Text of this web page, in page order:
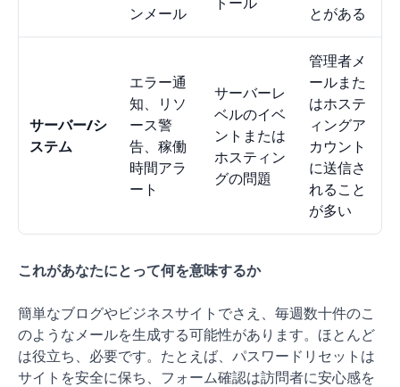
ンメール
とがある
サーバー/シ
ステム
エラー通
知、リソ
ース警
告、稼働
時間アラ
ート
サーバーレ
ベルのイベ
ントまたは
ホスティン
グの問題
管理者メ
ールまた
はホステ
ィングア
カウント
に送信さ
れること
が多い
これがあなたにとって何を意味するか
簡単なブログやビジネスサイトでさえ、毎週数十件のこ
のようなメールを生成する可能性があります。ほとんど
は役立ち、必要です。たとえば、パスワードリセットは
サイトを安全に保ち、フォーム確認は訪問者に安心感を